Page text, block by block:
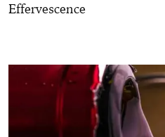
Effervescence